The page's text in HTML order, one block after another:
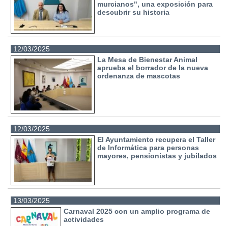
murcianos", una exposición para
descubrir su historia
12/03/2025
La Mesa de Bienestar Animal
aprueba el borrador de la nueva
ordenanza de mascotas
12/03/2025
El Ayuntamiento recupera el Taller
de Informática para personas
mayores, pensionistas y jubilados
13/03/2025
Carnaval 2025 con un amplio programa de
actividades